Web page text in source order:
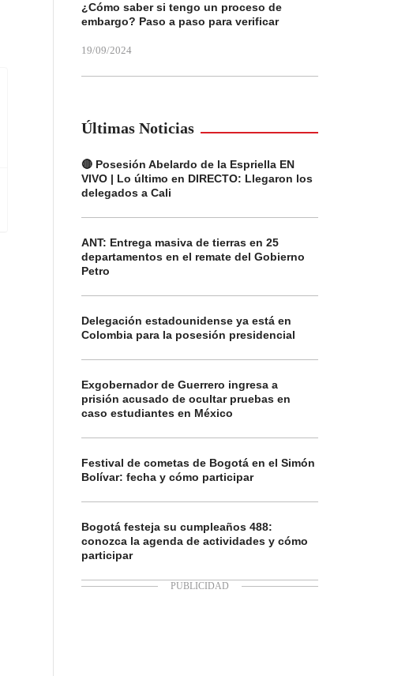
¿Cómo saber si tengo un proceso de
embargo? Paso a paso para verificar
19/09/2024
Últimas Noticias
🔴 Posesión Abelardo de la Espriella EN
VIVO | Lo último en DIRECTO: Llegaron los
delegados a Cali
ANT: Entrega masiva de tierras en 25
departamentos en el remate del Gobierno
Petro
Delegación estadounidense ya está en
Colombia para la posesión presidencial
Exgobernador de Guerrero ingresa a
prisión acusado de ocultar pruebas en
caso estudiantes en México
Festival de cometas de Bogotá en el Simón
Bolívar: fecha y cómo participar
Bogotá festeja su cumpleaños 488:
conozca la agenda de actividades y cómo
participar